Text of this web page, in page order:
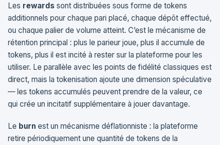
Les rewards sont distribuées sous forme de tokens
additionnels pour chaque pari placé, chaque dépôt effectué,
ou chaque palier de volume atteint. C’est le mécanisme de
rétention principal : plus le parieur joue, plus il accumule de
tokens, plus il est incité à rester sur la plateforme pour les
utiliser. Le parallèle avec les points de fidélité classiques est
direct, mais la tokenisation ajoute une dimension spéculative
— les tokens accumulés peuvent prendre de la valeur, ce
qui crée un incitatif supplémentaire à jouer davantage.
Le burn est un mécanisme déflationniste : la plateforme
retire périodiquement une quantité de tokens de la